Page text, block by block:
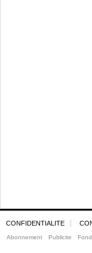
CONFIDENTIALITE
Abonnement Publicite